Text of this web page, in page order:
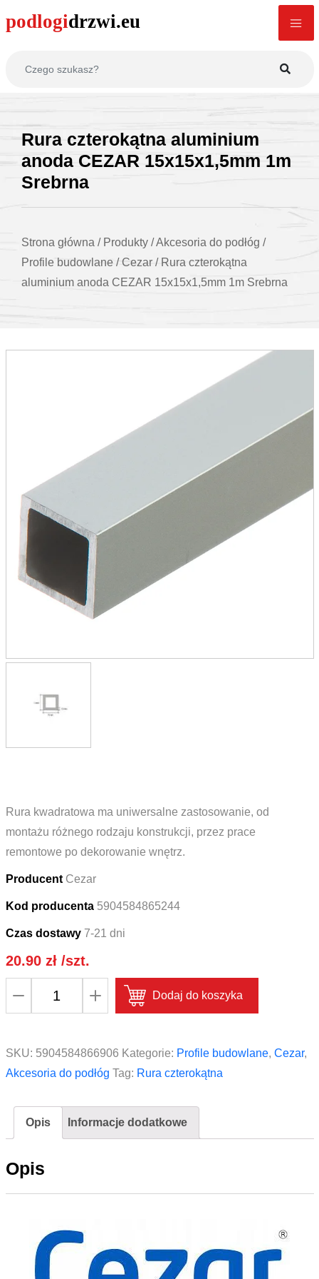
Rura czterokątna aluminium
anoda CEZAR 15x15x1,5mm 1m
Srebrna
Strona główna / Produkty /Akcesoria do podłóg /
Profile budowlane /Cezar / Rura czterokątna
aluminium anoda CEZAR 15x15x1,5mm 1m Srebrna
Rura kwadratowa ma uniwersalne zastosowanie, od
montażu różnego rodzaju konstrukcji, przez prace
remontowe po dekorowanie wnętrz.
Producent Cezar
Kod producenta 5904584865244
Czas dostawy 7-21 dni
20.90 zł/szt.
aluminium
anoda
15x15x1,5mm
Dodaj do koszyka
SKU: 5904584866906 Kategorie: Profile budowlane, Cezar,
Akcesoria do podłóg Tag: Rura czterokątna
Opis Informacje dodatkowe
Opis